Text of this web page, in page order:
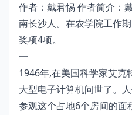
作者：戴君惕 作者简介：
南长沙人。在农学院工作
奖项4项。
一
1946年,在美国科学家艾克
大型电子计算机问世了。
参观这个占地6个房间的面